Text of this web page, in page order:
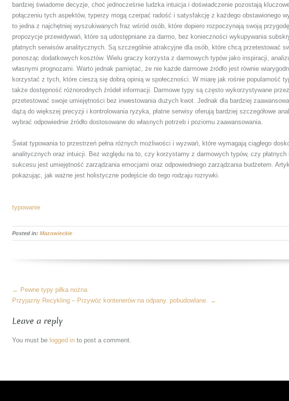
bardziej świadome decyzje, choć jednocześnie ludzka intuicja i doświadczenie pozostają
połączeniu tych aspektów, typerzy mogą czerpać radość i satysfakcję z każdego obstawionego
to jedna z najchętniej wyszukiwanych fraz wśród osób, które dopiero rozpoczynają swoją
propozycje przewidywań, które są udostępniane za darmo, bez konieczności wykupywania
płatnych serwisów analitycznych. Są szczególnie atrakcyjne dla osób, które chcą przetestować
ponosząc dodatkowych kosztów. Wielu graczy korzysta z darmowych typów jako inspiracji,
własnymi prognozami. Warto jednak pamiętać, że nie każde darmowe źródło jest równie
korzystać z tych, które cieszą się dobrą opinią w społeczności. W miarę jak rośnie popularność
także dostępność różnorodnych źródeł informacji. Darmowe typy są często wykorzystywane
przetestować swoje umiejętności bez inwestowania dużych kwot. Jednak dla bardziej
dążą do większej precyzji i kontrolowania ryzyka, płatne serwisy oferują bardziej szczegółowe
wybrać odpowiednie źródło dostosowane do własnych potrzeb i poziomu zaawansowania.
Świat typowania to przestrzeń pełna różnych możliwości i wyzwań, które wymagają ciągłego
analitycznych oraz intuicji. Bez względu na to, czy korzystamy z darmowych typów, czy płatnych
sukcesu jest umiejętność zarządzania emocjami oraz odpowiedniego zarządzania budżetem.
pokazując, jak ważne jest holistyczne podejście do tego rodzaju rozrywki.
typowanie
Posted in:Mazowieckie
More
Articles
← Pewne typy piłka nożna
Przyjazny Recykling – Przywóz kontenerów na odpany. pobudowlane.
→
Leave a reply
You must be logged in to post a comment.